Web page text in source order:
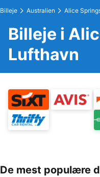
Billeje Australien Alice
Billeje i
Lufthavn
De mest populære